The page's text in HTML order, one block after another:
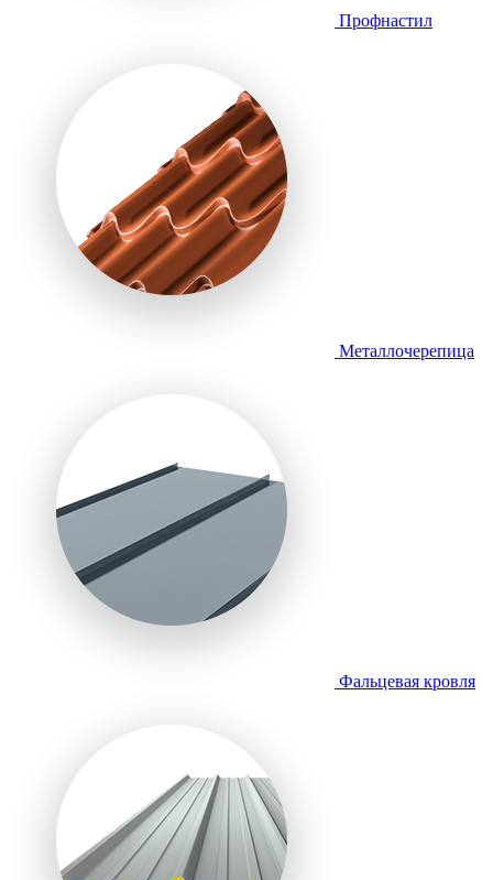
Профнастил
Металлочерепица
Фальцевая кровля